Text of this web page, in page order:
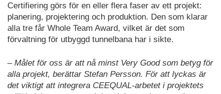
Certifiering görs för en eller flera faser av ett projekt:
planering, projektering och produktion. Den som klarar
alla tre får Whole Team Award, vilket är det som
förvaltning för utbyggd tunnelbana har i sikte.
– Målet för oss är att nå minst Very Good som betyg för
alla projekt, berättar Stefan Persson. För att lyckas är
det viktigt att integrera CEEQUAL-arbetet i projektets